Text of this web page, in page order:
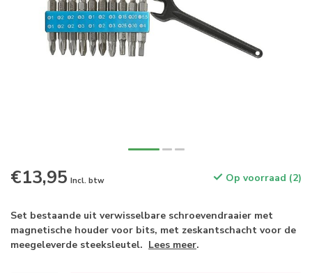
€13,95 Incl. btw Op voorraad (2)
Set bestaande uit verwisselbare schroevendraaier met
magnetische houder voor bits, met zeskantschacht voor de
meegeleverde steeksleutel. Lees meer.